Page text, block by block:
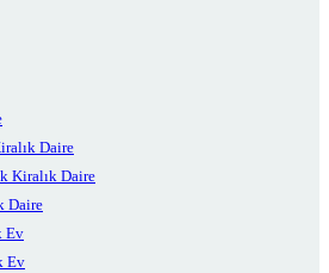
Daire
Kiralık Daire
Daire
Ev
Ev